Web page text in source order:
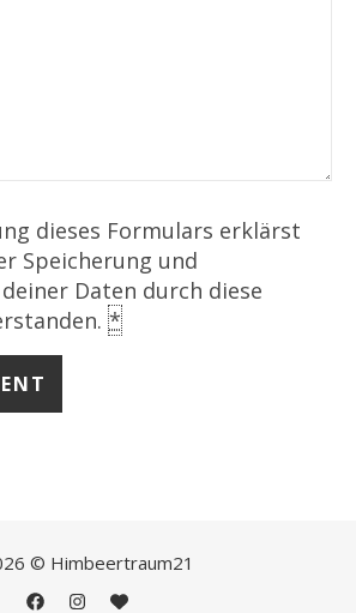
dieses Formulars erklärst
Speicherung und
Daten durch diese
*
© Himbeertraum21